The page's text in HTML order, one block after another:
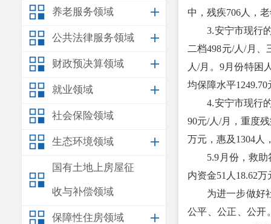
养老服务领域
公共法律服务领域
财政预决算领域
就业领域
社会保险领域
生态环境领域
国有土地上房屋征
收与补偿领域
保障性住房领域
中，残疾706人，
3.安宁市现行的
二档498元/人/月
人/月。9月份特困
均保障水平1249.70
4.安宁市现行的
90元/人/月，重度
万元，惠及1304人
5.9月份，救助符
内资金51人18.62万
为进一步做好社
公平、公正、公开